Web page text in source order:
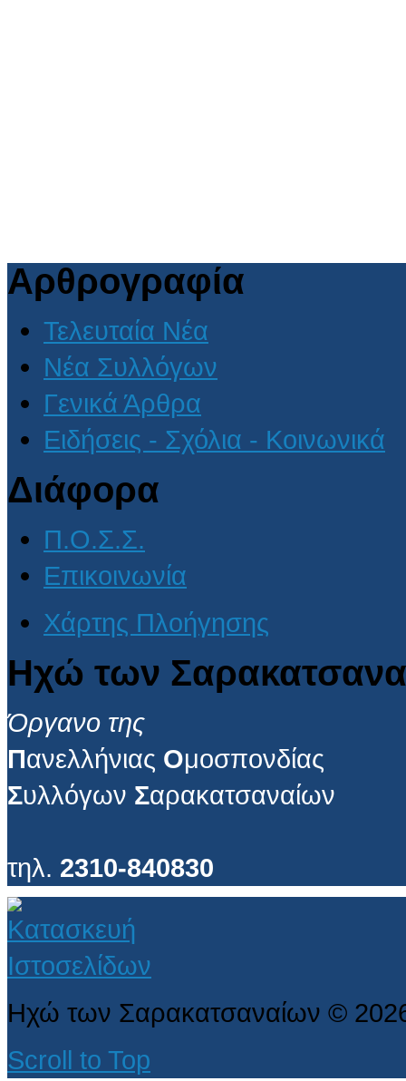
Αρθρογραφία
Τελευταία Νέα
Νέα Συλλόγων
Γενικά Άρθρα
Ειδήσεις - Σχόλια - Κοινωνικά
Διάφορα
Π.Ο.Σ.Σ.
Επικοινωνία
Χάρτης Πλοήγησης
Ηχώ των
Όργανο της
Πανελλήνιας Ομοσπονδίας
Συλλόγων Σαρακατσαναίων
τηλ. 2310-840830
Ηχώ των Σαρακατσαναίων ©
Scroll to Top